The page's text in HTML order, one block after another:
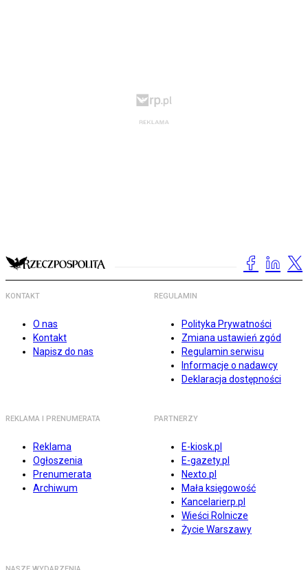
KONTAKT
O nas
Kontakt
Napisz do nas
REGULAMIN
Polityka Prywatności
Zmiana ustawień zgód
Regulamin serwisu
Informacje o nadawcy
Deklaracja dostępności
REKLAMA I PRENUMERATA
Reklama
Ogłoszenia
Prenumerata
Archiwum
PARTNERZY
E-kiosk.pl
E-gazety.pl
Nexto.pl
Mała księgowość
Kancelarierp.pl
Wieści Rolnicze
Życie Warszawy